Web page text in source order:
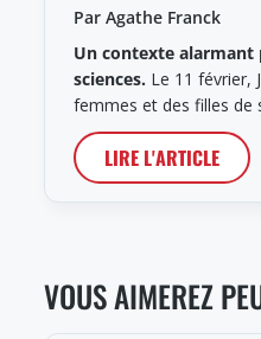
Par Agathe Franck
Un contexte alarmant
sciences. Le 11 février,
femmes et des filles de
LIRE L'ARTICLE
VOUS AIMEREZ